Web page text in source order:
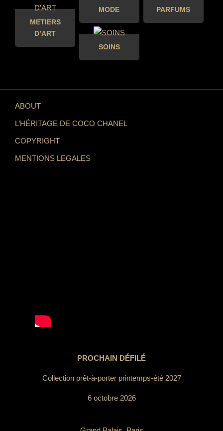
METIERS
D’ART
MODE PARFUMS
SOINS
ABOUT
L’HÉRITAGE DE COCO CHANEL
COPYRIGHT
MENTIONS LEGALES
PROCHAIN DÉFILÉ
Collection prêt-à-porter printemps-été 2027
6 octobre 2026